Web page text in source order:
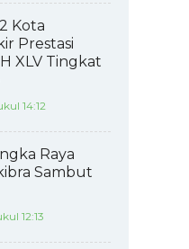
Kota
Prestasi
XLV Tingkat
14:12
Raya
Sambut
12:13